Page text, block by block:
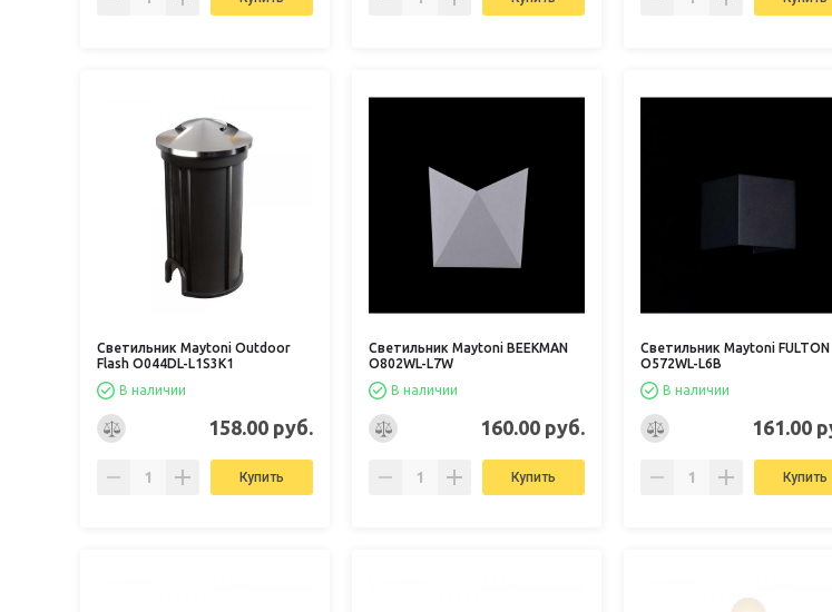
Светильник Maytoni Outdoor
Flash O044DL-L1S3K1
В наличии
158.00 руб.
Купить
Светильник Maytoni BEEKMAN
O802WL-L7W
В наличии
160.00 руб.
Купить
Светильник Maytoni FULTON
O572WL-L6B
В наличии
161.00
Купить